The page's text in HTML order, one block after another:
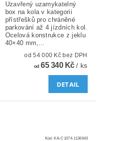
Uzavřený uzamykatelný
box na kola v kategorii
přístřešků pro chráněné
parkování až 4 jízdních kol.
Ocelová konstrukce z jeklu
40×40 mm,...
od 54 000 Kč bez DPH
od65 340 Kč/ ks
DETAIL
Kód:KA-C1074-1136643